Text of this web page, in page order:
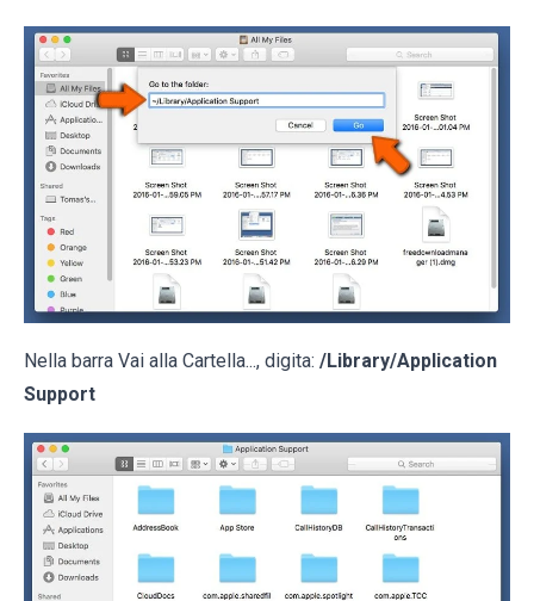
Nella barra Vai alla Cartella..., digita: /Library/Application
Support